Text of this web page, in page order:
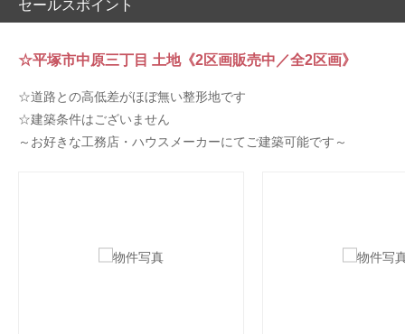
セールスポイント
☆平塚市中原三丁目 土地《2区画販売中／全2区画》
☆道路との高低差がほぼ無い整形地です
☆建築条件はございません
～お好きな工務店・ハウスメーカーにてご建築可能です～